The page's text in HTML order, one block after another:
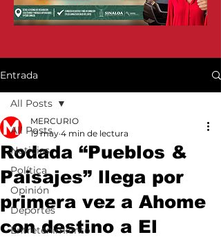
Entrada
All Posts
Noticias
Política
Opinión
Deportes
Entretenimiento
All Posts
Rodada “Pueblos &
Paisajes” llega por
primera vez a Ahome
con destino a El
MERCURIO
19 may 4 min de lectura